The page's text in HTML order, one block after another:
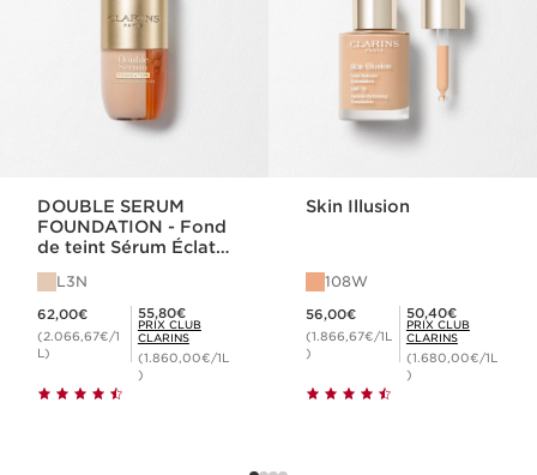
DOUBLE SERUM
FOUNDATION - Fond
de teint Sérum Éclat
L3N
62,00€
(2.066,67€/1
L)
Prix Club Clarins 55,80€
55,80€
PRIX CLUB
CLARINS
(1.860,00€/1L
)
Skin Illusion
108W
56,00€
(1.866,67€/1L
)
Prix Club Clarins 50,40€
50,40€
PRIX CLUB
CLARINS
(1.680,00€/1L
)